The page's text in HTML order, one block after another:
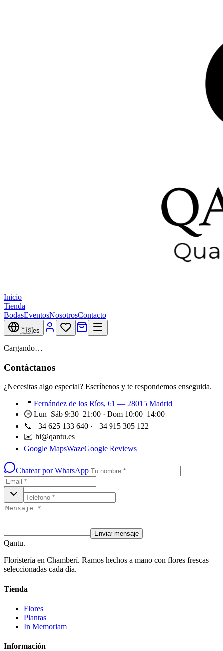
Inicio
Tienda
BodasEventosNosotrosContacto
🇪🇸es
Cargando…
Contáctanos
¿Necesitas algo especial? Escríbenos y te respondemos enseguida.
📍 Fernández de los Ríos, 61 — 28015 Madrid
🕒 Lun–Sáb 9:30–21:00 · Dom 10:00–14:00
📞 +34 625 133 640 · +34 915 305 122
✉️ hi@qantu.es
Google MapsWazeGoogle Reviews
Chatear por WhatsApp
Enviar mensaje
Qantu.
Floristería en Chamberí. Ramos hechos a mano con flores frescas
seleccionadas cada día.
Tienda
Flores
Plantas
In Memoriam
Información